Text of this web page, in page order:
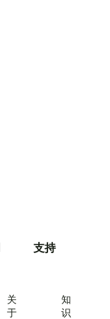
关
于
支持
知
识